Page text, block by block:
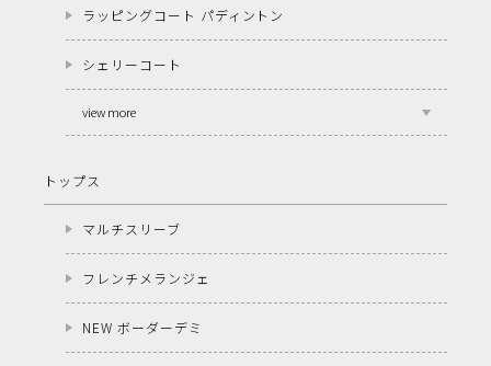
ラッピングコート パディントン
シェリーコート
view more
トップス
マルチスリーブ
フレンチメランジェ
NEW ボーダーデミ